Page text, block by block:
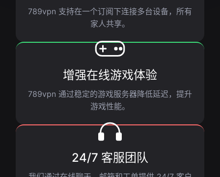
789vpn 支持在一个订阅下连接多台设备，所有
家人共享。
增强在线游戏体验
789vpn 通过稳定的游戏服务器降低延迟，提升
游戏性能。
24/7 客服团队